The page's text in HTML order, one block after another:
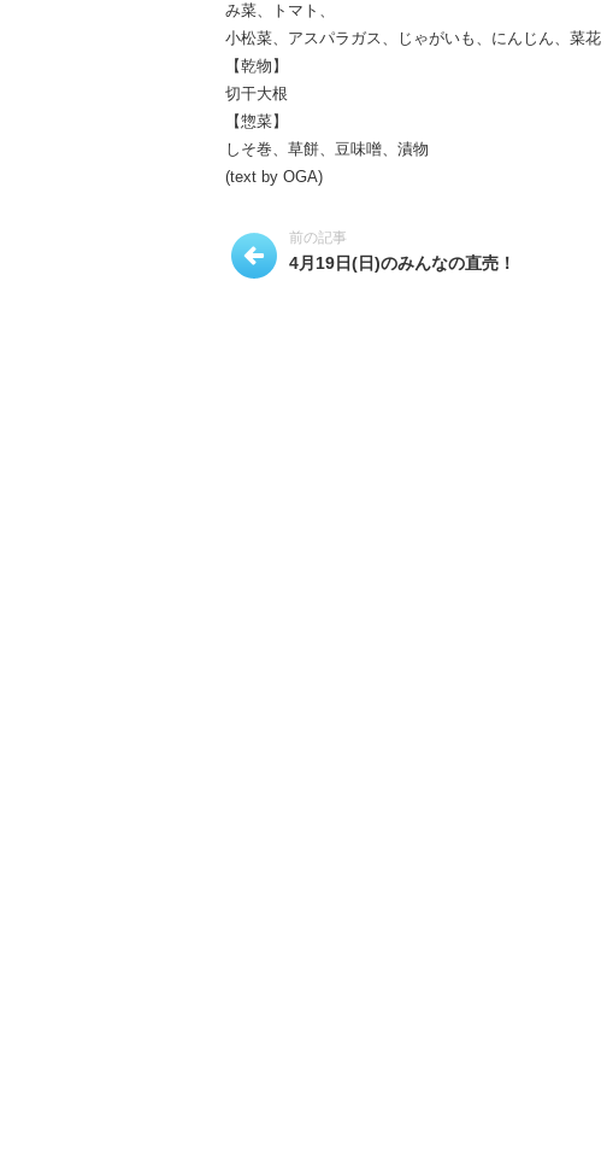
み菜、トマト、
小松菜、アスパラガス、じゃがいも、にんじん、菜花
【乾物】
切干大根
【惣菜】
しそ巻、草餅、豆味噌、漬物
(text by OGA)
前の記事
4月19日(日)のみんなの直売！